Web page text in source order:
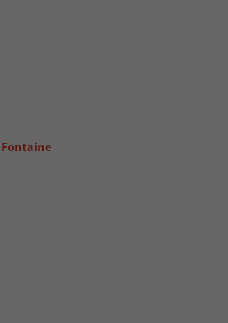
Fontaine